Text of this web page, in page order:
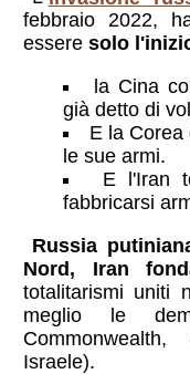
febbraio 2022,
essere solo
la Cina
già detto di
E la
le sue armi.
E l'Iran
fabbricarsi
Russia
Nord, Iran
totalitarismi uniti
meglio le
Israele).